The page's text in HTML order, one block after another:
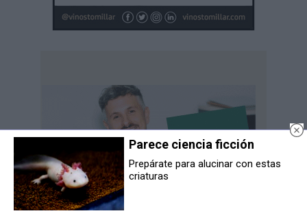
Parece ciencia ficción
Prepárate para alucinar con estas
criaturas